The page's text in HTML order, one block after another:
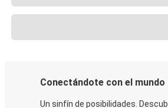
Conectándote con el mundo
Un sinfín de posibilidades.